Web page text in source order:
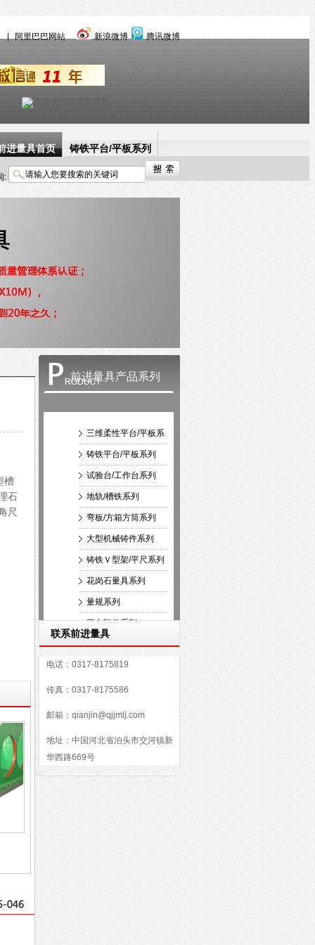
| 阿里巴巴网站 新浪微博 腾讯微博
进量具首页 铸铁平台/平板系列
维柔性焊接工装 产品中心
闻快讯
:
槽
石
尺
前进量具产品系列
三维柔性平台/平板系
列
铸铁平台/平板系列
试验台/工作台系列
地轨/槽铁系列
弯板/方箱方筒系列
大型机械铸件系列
铸铁Ｖ型架/平尺系列
花岗石量具系列
量规系列
平台附件系列
精密铸件
联系前进量具
电话：0317-8175819
传真：0317-8175586
邮箱：qianjin@qjjmlj.com
地址：中国河北省泊头市交河镇新
华西路669号